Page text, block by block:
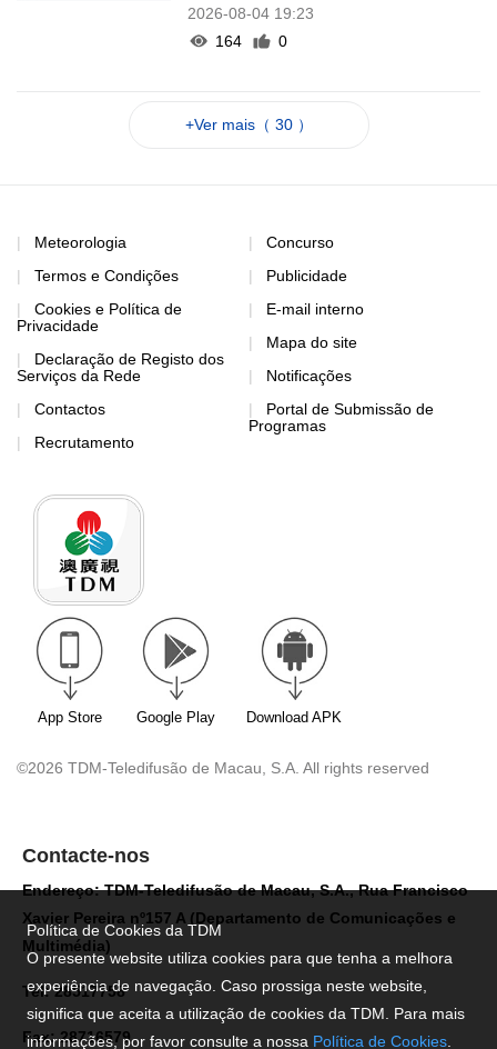
2026-08-04 19:23
164
0
+Ver mais（ 30 ）
Meteorologia
Termos e Condições
Cookies e Política de
Privacidade
Declaração de Registo dos
Serviços da Rede
Contactos
Recrutamento
Concurso
Publicidade
E-mail interno
Mapa do site
Notificações
Portal de Submissão de
Programas
App Store Google Play Download APK
©2026 TDM-Teledifusão de Macau, S.A. All rights reserved
Contacte-nos
Endereço: TDM-Teledifusão de Macau, S.A., Rua Francisco
Xavier Pereira nº157 A (Departamento de Comunicações e
Multimédia)
Tel: 28517758
Fax: 28716579
Política de Cookies da TDM
O presente website utiliza cookies para que tenha a melhora
experiência de navegação. Caso prossiga neste website,
significa que aceita a utilização de cookies da TDM. Para mais
informações, por favor consulte a nossa Política de Cookies